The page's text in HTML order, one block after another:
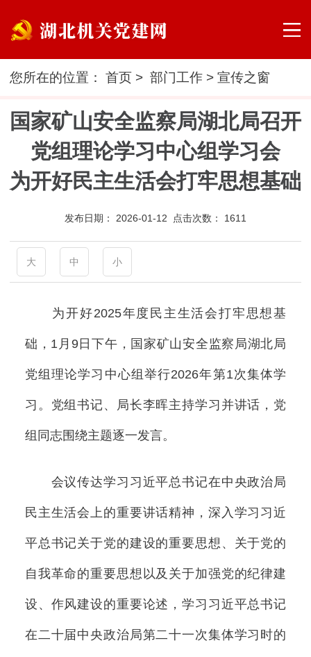
您所在的位置：首页 >部门工作 >宣传之窗
国家矿山安全监察局湖北局召开
党组理论学习中心组学习会
为开好民主生活会打牢思想基础
发布日期： 2026-01-12 点击次数： 1611
大 中 小
为开好2025年度民主生活会打牢思想基
础，1月9日下午，国家矿山安全监察局湖北局
党组理论学习中心组举行2026年第1次集体学
习。党组书记、局长李晖主持学习并讲话，党
组同志围绕主题逐一发言。
会议传达学习习近平总书记在中央政治局
民主生活会上的重要讲话精神，深入学习习近
平总书记关于党的建设的重要思想、关于党的
自我革命的重要思想以及关于加强党的纪律建
设、作风建设的重要论述，学习习近平总书记
在二十届中央政治局第二十一次集体学习时的